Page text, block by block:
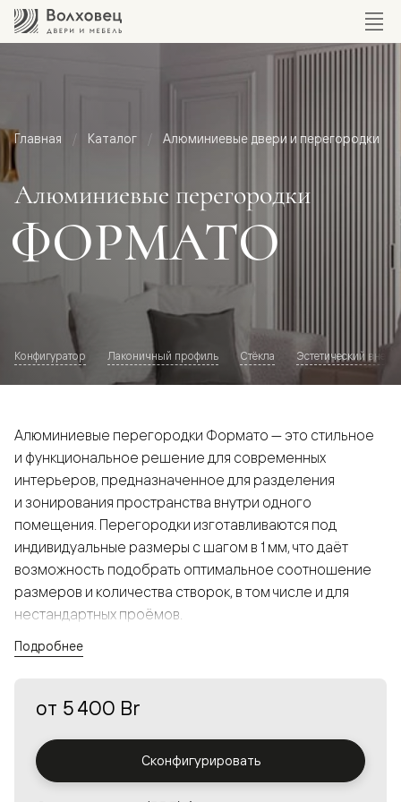
Главная Каталог Алюминиевые двери и перегородки
Алюминиевые перегородки
ФОРМАТО
Конфигуратор Лаконичный профиль Стёкла Эстетический
Алюминиевые перегородки Формато — это стильное
и функциональное решение для современных
интерьеров, предназначенное для разделения
и зонирования пространства внутри одного
помещения. Перегородки изготавливаются под
индивидуальные размеры с шагом в 1 мм, что даёт
возможность подобрать оптимальное соотношение
размеров и количества створок, в том числе и для
нестандартных проёмов.
а большой выбор вставок из стекла с различными
решения в интерьере и варьировать освещённость.
Подробнее
от 5 400 Br
Сконфигурировать